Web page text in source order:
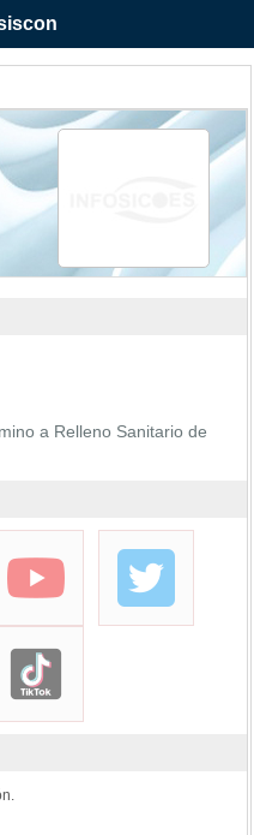
a Relleno Sanitario de